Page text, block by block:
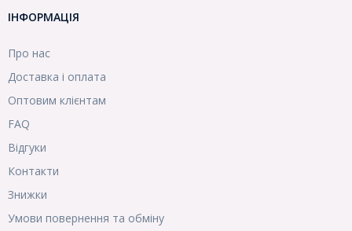
ІНФОРМАЦІЯ
Про нас
Доставка і оплата
Оптовим клієнтам
FAQ
Відгуки
Контакти
Знижки
Умови повернення та обміну